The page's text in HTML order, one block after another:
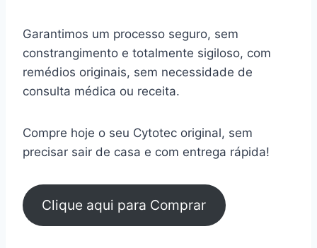
Garantimos um processo seguro, sem
constrangimento e totalmente sigiloso, com
remédios originais, sem necessidade de
consulta médica ou receita.
Compre hoje o seu Cytotec original, sem
precisar sair de casa e com entrega rápida!
Clique aqui para Comprar